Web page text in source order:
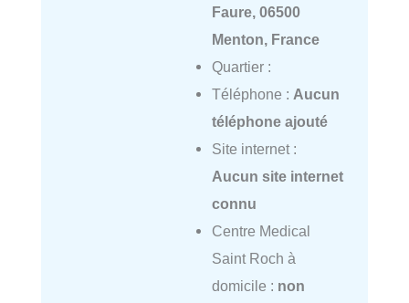
Faure, 06500
Menton, France
Quartier :
Téléphone : Aucun
téléphone ajouté
Site internet :
Aucun site internet
connu
Centre Medical
Saint Roch à
domicile : non